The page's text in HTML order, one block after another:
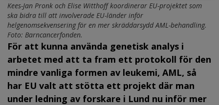
Kees-Jan Pronk och Elise Witthoff koordinerar EU-projektet som
ska bidra till att involverade EU-länder inför
helgenomsekvensering för en mer skräddarsydd AML-behandling.
Foto: Barncancerfonden.
För att kunna använda genetisk analys i
arbetet med att ta fram ett protokoll för den
mindre vanliga formen av leukemi, AML, så
har EU valt att stötta ett projekt där man
under ledning av forskare i Lund nu inför mer